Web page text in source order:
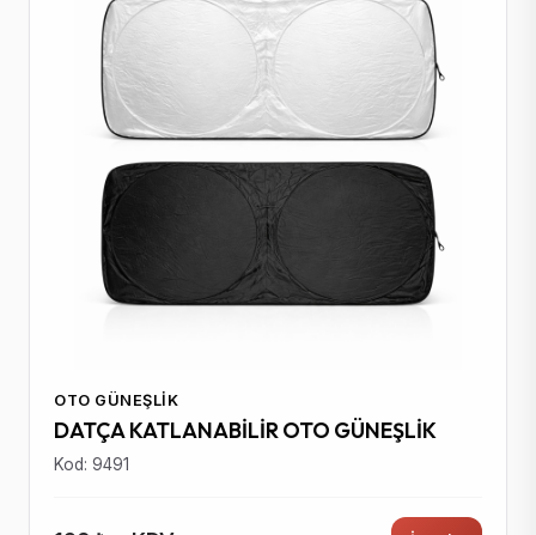
OTO GÜNEŞLIK
DATÇA KATLANABİLİR OTO GÜNEŞLİK
Kod: 9491